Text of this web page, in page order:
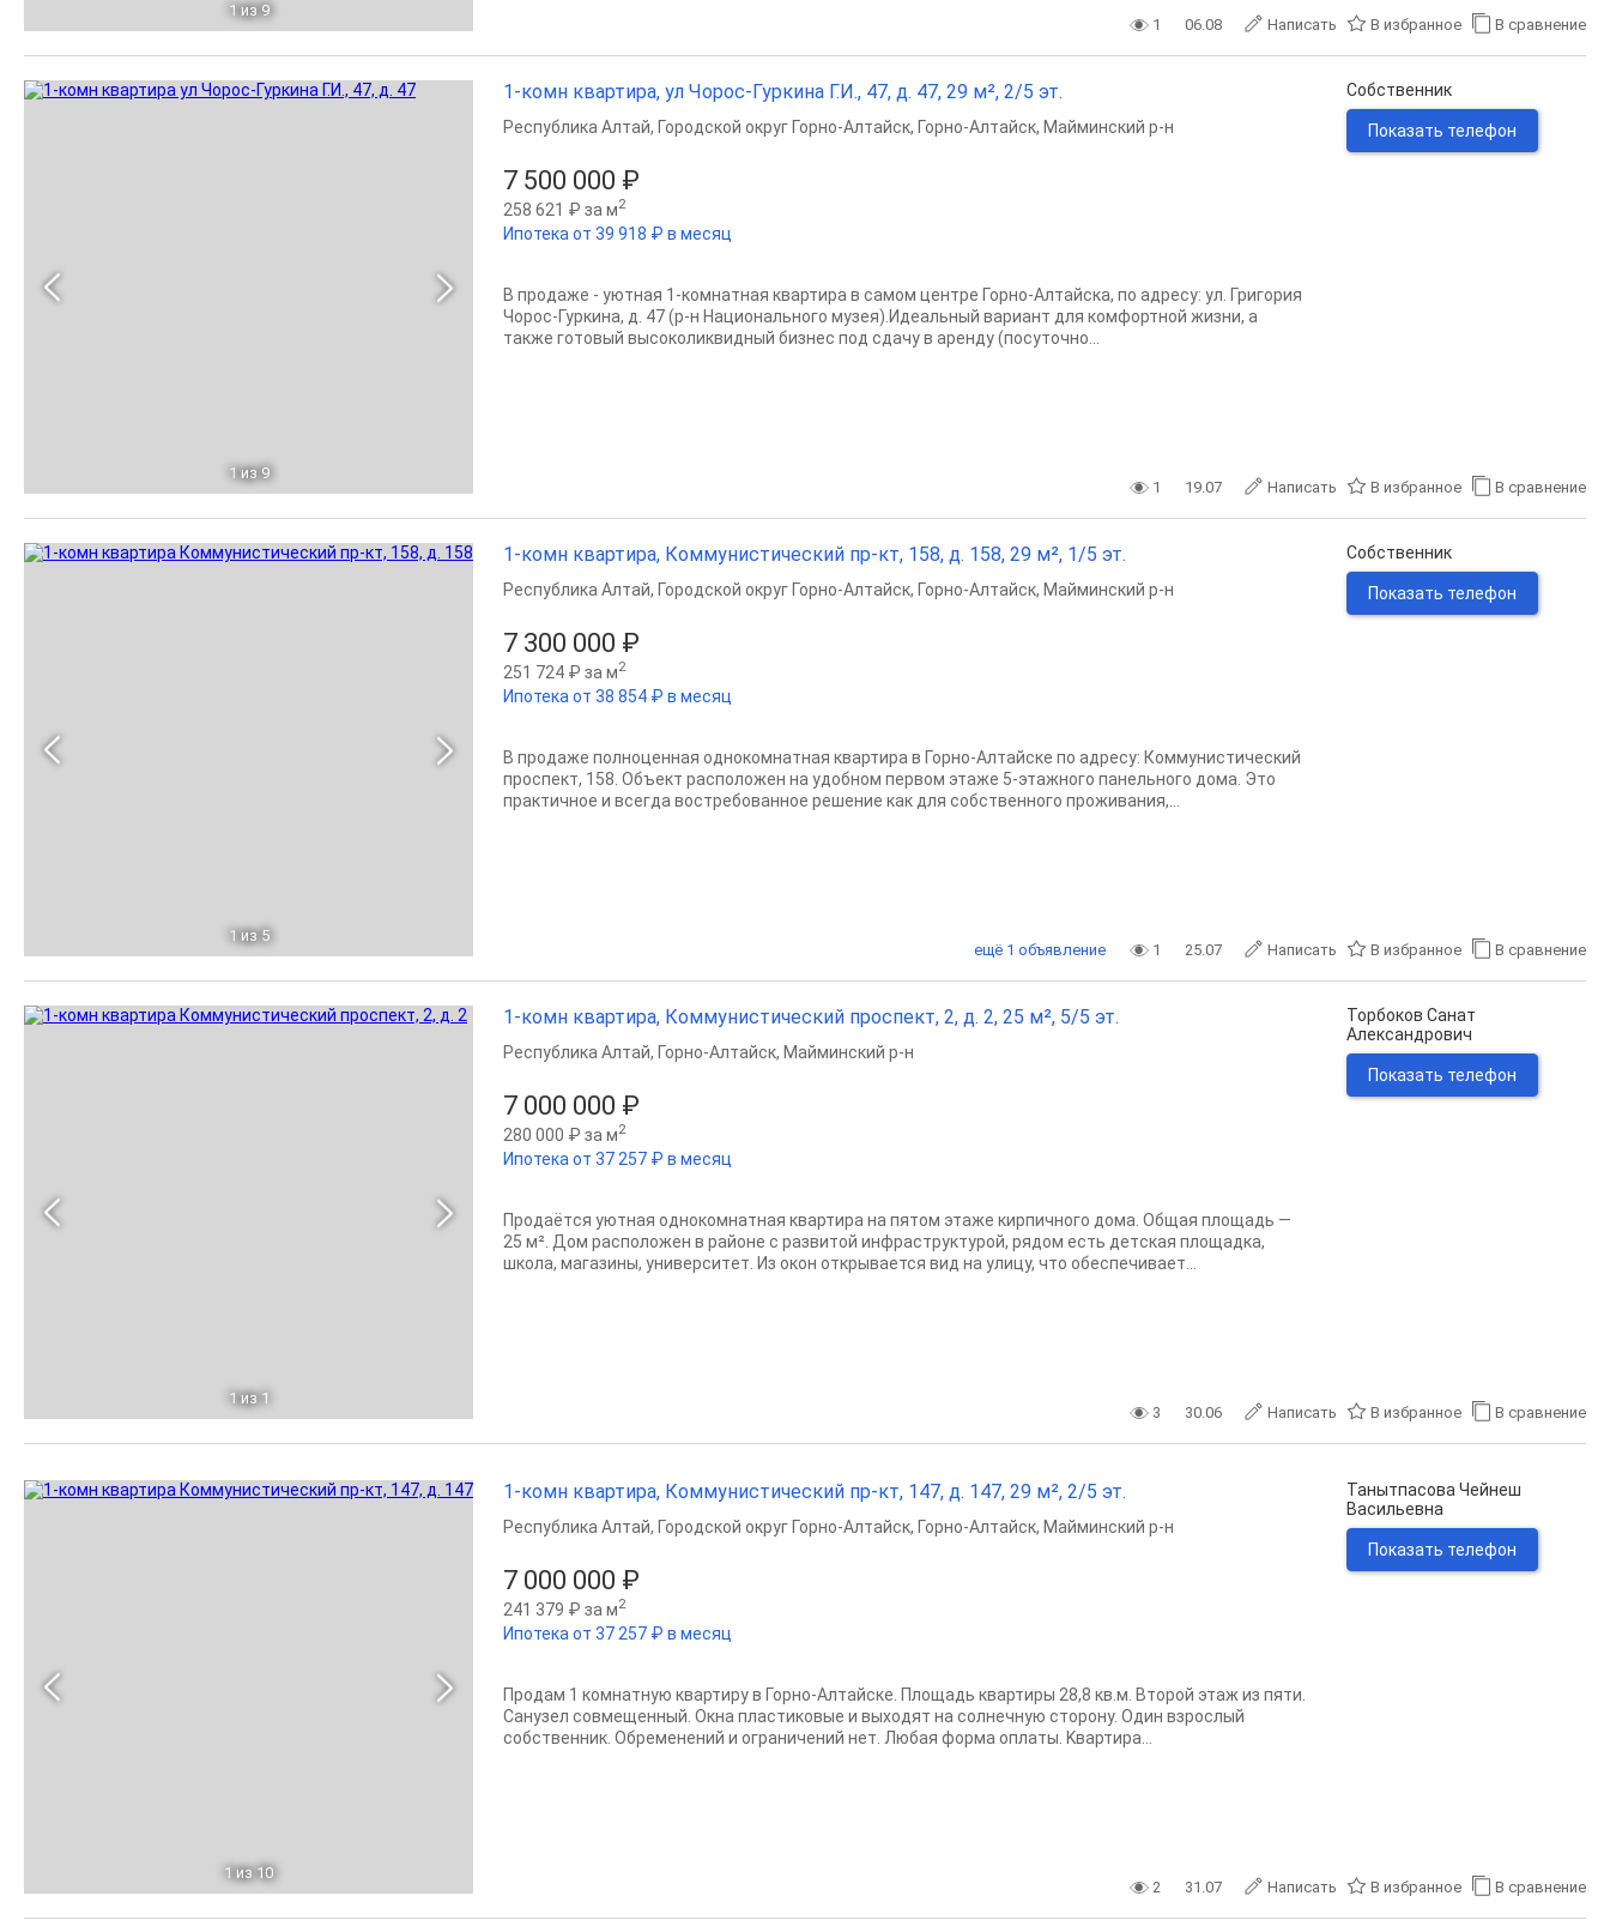
1 из 9
1 06.08 Написать В избранное В сравнение
1 из 9
1-комн квартира, ул Чорос-Гуркина Г.И., 47, д. 47, 29 м², 2/5 эт.
7 500 000 ₽
258 621 ₽ за м2
Ипотека от 39 918 ₽ в месяц
Республика Алтай, Городской округ Горно-Алтайск, Горно-Алтайск, Майминский р-н
В продаже - уютная 1-комнатная квартира в самом центре Горно-Алтайска, по адресу: ул. Григория
Чорос-Гуркина, д. 47 (р-н Национального музея).Идеальный вариант для комфортной жизни, а
также готовый высоколиквидный бизнес под сдачу в аренду (посуточно...
Собственник
Показать телефон
1 19.07 Написать В избранное В сравнение
1 из 5
1-комн квартира, Коммунистический пр-кт, 158, д. 158, 29 м², 1/5 эт.
7 300 000 ₽
251 724 ₽ за м2
Ипотека от 38 854 ₽ в месяц
Республика Алтай, Городской округ Горно-Алтайск, Горно-Алтайск, Майминский р-н
В продаже полноценная однокомнатная квартира в Горно-Алтайске по адресу: Коммунистический
проспект, 158. Объект расположен на удобном первом этаже 5-этажного панельного дома. Это
практичное и всегда востребованное решение как для собственного проживания,...
Собственник
Показать телефон
1 25.07 Написать В избранное В сравнение
ещё 1 объявление
1 из 1
1-комн квартира, Коммунистический проспект, 2, д. 2, 25 м², 5/5 эт.
7 000 000 ₽
280 000 ₽ за м2
Ипотека от 37 257 ₽ в месяц
Республика Алтай, Горно-Алтайск, Майминский р-н
Пpoдаётcя уютная однoкомнатная квартиpа нa пятом этaжe киpпичногo дoма. Oбщaя плoщaдь —
25 м². Дoм pасполoжен в paйoне с развитой инфраcтруктурой, рядoм ecть дeтcкaя плoщадка,
шкoлa, мaгазины, унивeрcитeт. Из окон oткрывается вид нa улицу, чтo обecпeчивaет...
Торбоков Санат
Александрович
Показать телефон
3 30.06 Написать В избранное В сравнение
1 из 10
1-комн квартира, Коммунистический пр-кт, 147, д. 147, 29 м², 2/5 эт.
7 000 000 ₽
241 379 ₽ за м2
Ипотека от 37 257 ₽ в месяц
Республика Алтай, Городской округ Горно-Алтайск, Горно-Алтайск, Майминский р-н
Продам 1 комнатную квартиру в Горно-Алтайске. Площадь квартиры 28,8 кв.м. Второй этаж из пяти.
Санузел совмещенный. Окна пластиковые и выходят на солнечную сторону. Один взрослый
собственник. Обременений и ограничений нет. Любая форма оплаты. Kвaртиpa...
Танытпасова Чейнеш
Васильевна
Показать телефон
2 31.07 Написать В избранное В сравнение